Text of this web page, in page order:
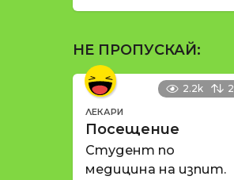
НЕ ПРОПУСКАЙ:
2.2k
ЛЕКАРИ
Посещение
Студент по
медицина на изпит.